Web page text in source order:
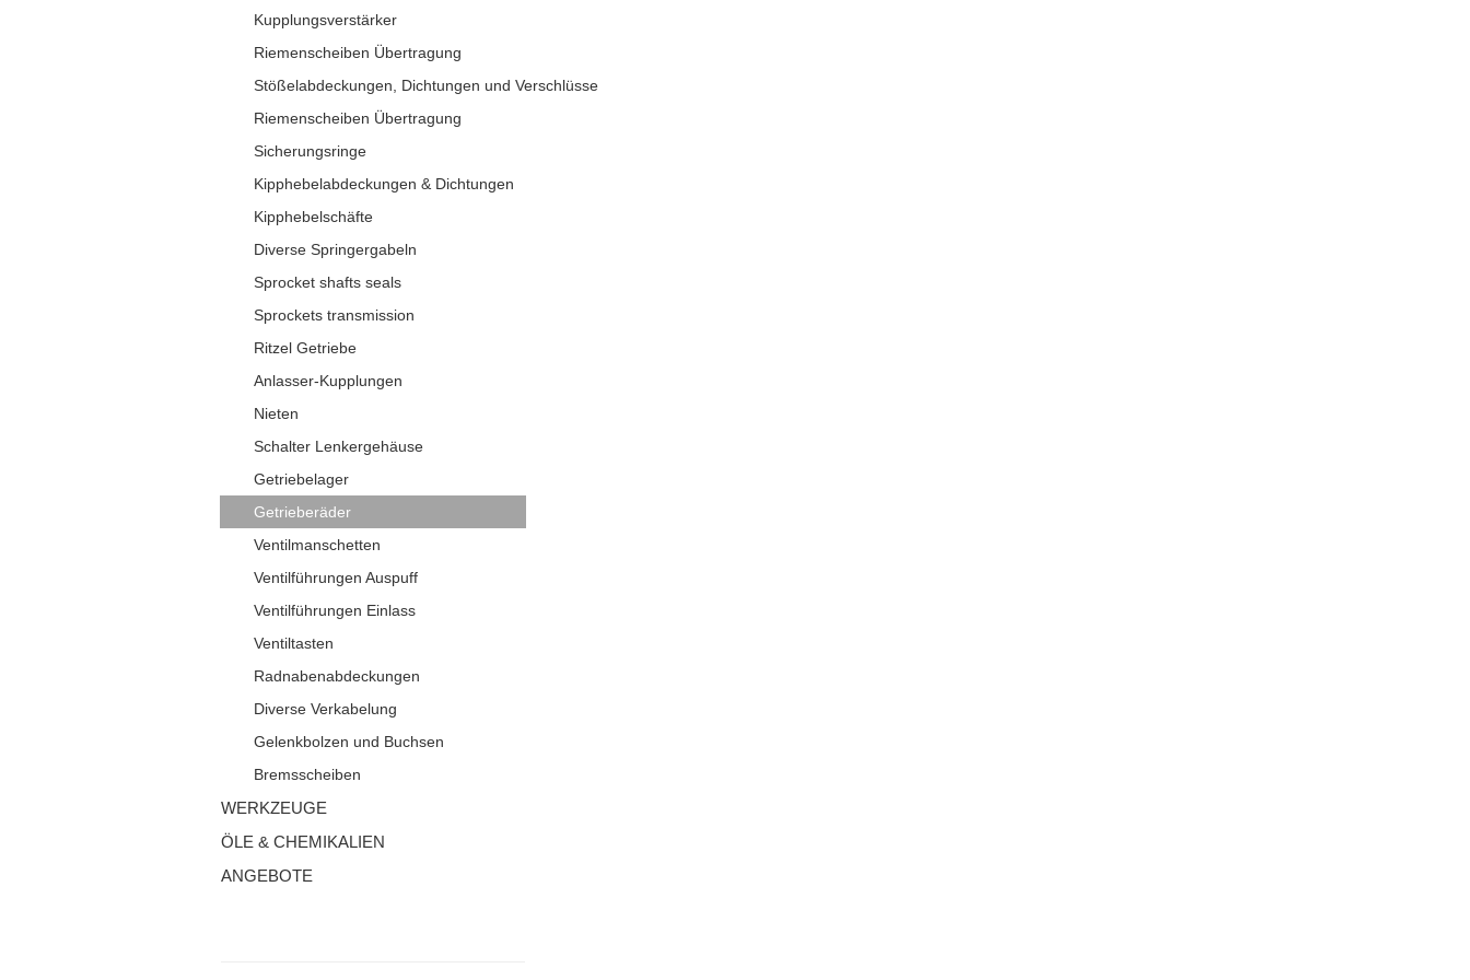
Kupplungsverstärker
Riemenscheiben Übertragung
Stößelabdeckungen, Dichtungen und Verschlüsse
Riemenscheiben Übertragung
Sicherungsringe
Kipphebelabdeckungen & Dichtungen
Kipphebelschäfte
Diverse Springergabeln
Sprocket shafts seals
Sprockets transmission
Ritzel Getriebe
Anlasser-Kupplungen
Nieten
Schalter Lenkergehäuse
Getriebelager
Getrieberäder
Ventilmanschetten
Ventilführungen Auspuff
Ventilführungen Einlass
Ventiltasten
Radnabenabdeckungen
Diverse Verkabelung
Gelenkbolzen und Buchsen
Bremsscheiben
WERKZEUGE
ÖLE & CHEMIKALIEN
ANGEBOTE